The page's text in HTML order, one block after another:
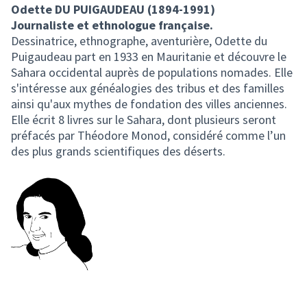
Odette DU PUIGAUDEAU (1894-1991)
Journaliste et ethnologue française.
Dessinatrice, ethnographe, aventurière, Odette du
Puigaudeau part en 1933 en Mauritanie et découvre le
Sahara occidental auprès de populations nomades. Elle
s'intéresse aux généalogies des tribus et des familles
ainsi qu'aux mythes de fondation des villes anciennes.
Elle écrit 8 livres sur le Sahara, dont plusieurs seront
préfacés par Théodore Monod, considéré comme l’un
des plus grands scientifiques des déserts.